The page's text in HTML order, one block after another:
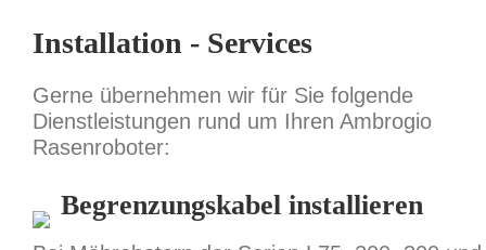
Installation - Services
Gerne übernehmen wir für Sie folgende
Dienstleistungen rund um Ihren Ambrogio
Rasenroboter:
Begrenzungskabel installieren